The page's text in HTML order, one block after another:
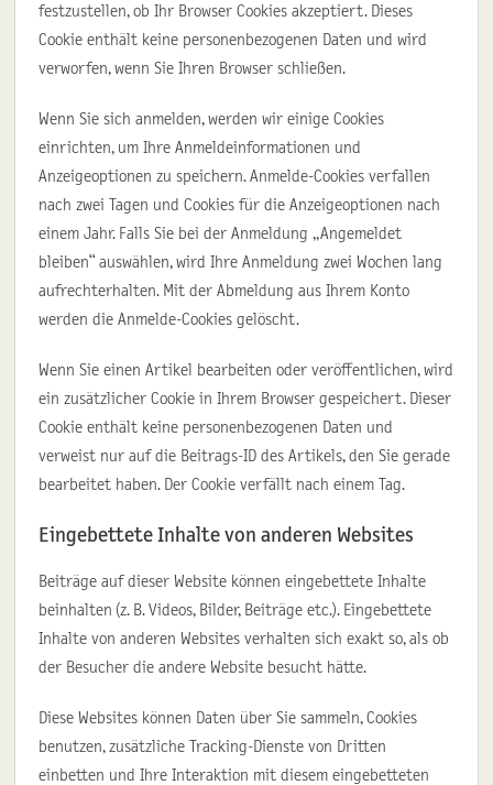
festzustellen, ob Ihr Browser Cookies akzeptiert. Dieses
Cookie enthält keine personenbezogenen Daten und wird
verworfen, wenn Sie Ihren Browser schließen.
Wenn Sie sich anmelden, werden wir einige Cookies
einrichten, um Ihre Anmeldeinformationen und
Anzeigeoptionen zu speichern. Anmelde-Cookies verfallen
nach zwei Tagen und Cookies für die Anzeigeoptionen nach
einem Jahr. Falls Sie bei der Anmeldung „Angemeldet
bleiben“ auswählen, wird Ihre Anmeldung zwei Wochen lang
aufrechterhalten. Mit der Abmeldung aus Ihrem Konto
werden die Anmelde-Cookies gelöscht.
Wenn Sie einen Artikel bearbeiten oder veröffentlichen, wird
ein zusätzlicher Cookie in Ihrem Browser gespeichert. Dieser
Cookie enthält keine personenbezogenen Daten und
verweist nur auf die Beitrags-ID des Artikels, den Sie gerade
bearbeitet haben. Der Cookie verfällt nach einem Tag.
Eingebettete Inhalte von anderen Websites
Beiträge auf dieser Website können eingebettete Inhalte
beinhalten (z. B. Videos, Bilder, Beiträge etc.). Eingebettete
Inhalte von anderen Websites verhalten sich exakt so, als ob
der Besucher die andere Website besucht hätte.
Diese Websites können Daten über Sie sammeln, Cookies
benutzen, zusätzliche Tracking-Dienste von Dritten
einbetten und Ihre Interaktion mit diesem eingebetteten